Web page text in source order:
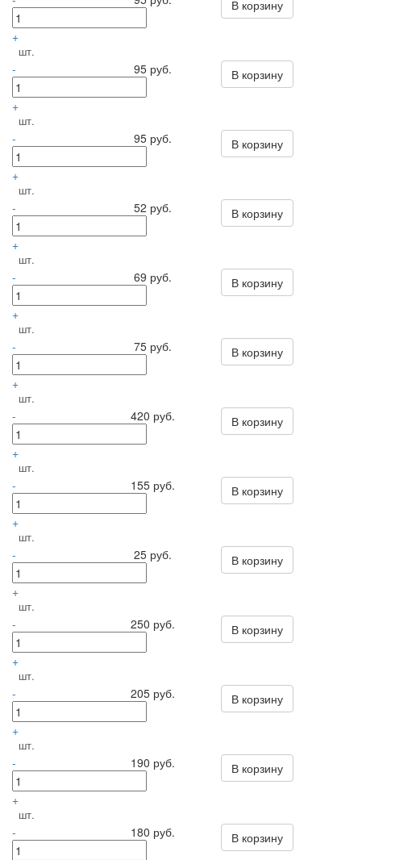
+
шт.
В корзину
-
+
шт.
95 руб. В корзину
-
+
шт.
95 руб. В корзину
-
+
шт.
52 руб. В корзину
-
+
шт.
69 руб. В корзину
-
+
шт.
75 руб. В корзину
-
+
шт.
420 руб. В корзину
-
+
шт.
155 руб. В корзину
-
+
шт.
25 руб. В корзину
-
+
шт.
250 руб. В корзину
-
+
шт.
205 руб. В корзину
-
+
шт.
190 руб. В корзину
- 180 руб. В корзину